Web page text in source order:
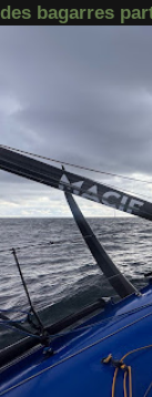
des bagarres